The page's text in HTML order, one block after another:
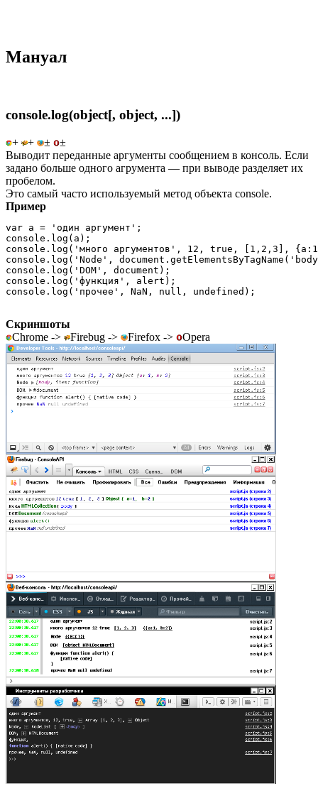
Мануал
console.log(object[, object, ...])
+ + ±
±
Выводит переданные аргументы сообщением в консоль. Если
задано больше одного агрумента — при выводе разделяет их
пробелом.
Это самый часто используемый метод объекта console.
Пример
var a = 'один аргумент';
console.log(a);
console.log('много аргументов', 12, true, [1,2,3],
console.log('Node',
console.log('DOM', document);
console.log('функция', alert);
console.log('прочее', NaN, null, undefined);
Скриншоты
Chrome -> Firebug -> Firefox -> Opera